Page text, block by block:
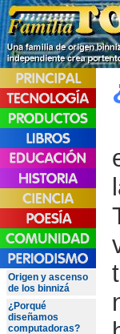
Origen y ascenso
de los binnizá
¿Porqué
diseñamos
computadoras?